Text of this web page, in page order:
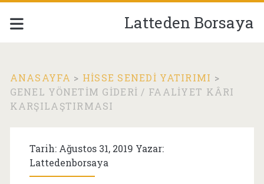
Latteden Borsaya
ANASAYFA > HISSE SENEDI YATIRIMI >
GENEL YÖNETIM GIDERI / FAALIYET KÂRI
KARŞILAŞTIRMASI
Tarih: Ağustos 31, 2019 Yazar:
Lattedenborsaya